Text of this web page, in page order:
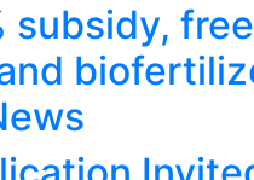
subsidy,